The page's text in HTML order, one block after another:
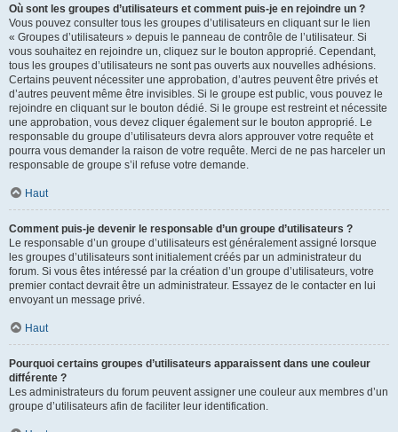
Où sont les groupes d’utilisateurs et comment puis-je en rejoindre un ?
Vous pouvez consulter tous les groupes d’utilisateurs en cliquant sur le lien
« Groupes d’utilisateurs » depuis le panneau de contrôle de l’utilisateur. Si
vous souhaitez en rejoindre un, cliquez sur le bouton approprié. Cependant,
tous les groupes d’utilisateurs ne sont pas ouverts aux nouvelles adhésions.
Certains peuvent nécessiter une approbation, d’autres peuvent être privés et
d’autres peuvent même être invisibles. Si le groupe est public, vous pouvez le
rejoindre en cliquant sur le bouton dédié. Si le groupe est restreint et nécessite
une approbation, vous devez cliquer également sur le bouton approprié. Le
responsable du groupe d’utilisateurs devra alors approuver votre requête et
pourra vous demander la raison de votre requête. Merci de ne pas harceler un
responsable de groupe s’il refuse votre demande.
Haut
Comment puis-je devenir le responsable d’un groupe d’utilisateurs ?
Le responsable d’un groupe d’utilisateurs est généralement assigné lorsque
les groupes d’utilisateurs sont initialement créés par un administrateur du
forum. Si vous êtes intéressé par la création d’un groupe d’utilisateurs, votre
premier contact devrait être un administrateur. Essayez de le contacter en lui
envoyant un message privé.
Haut
Pourquoi certains groupes d’utilisateurs apparaissent dans une couleur
différente ?
Les administrateurs du forum peuvent assigner une couleur aux membres d’un
groupe d’utilisateurs afin de faciliter leur identification.